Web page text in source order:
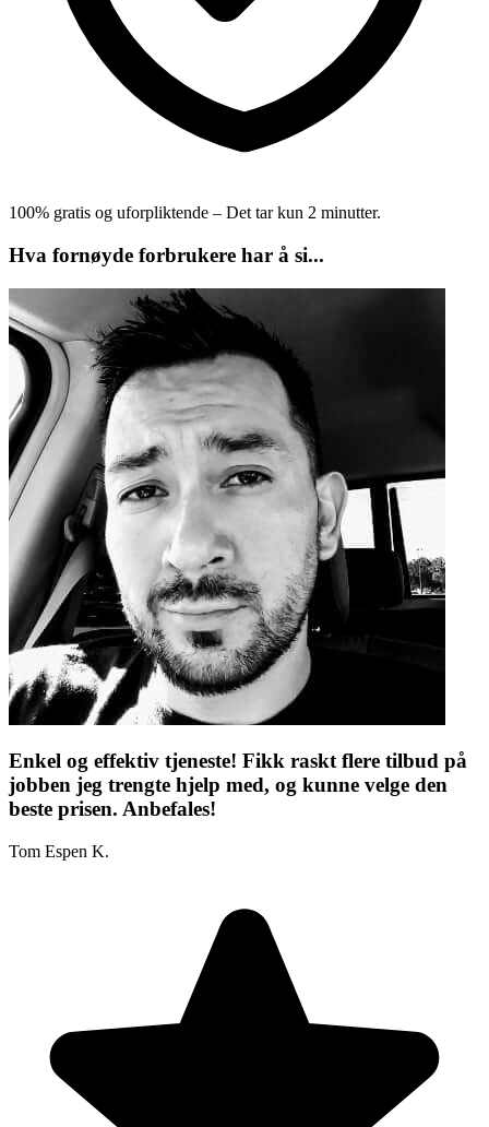
100% gratis og uforpliktende – Det tar kun 2 minutter.
Hva fornøyde forbrukere har å si...
Enkel og effektiv tjeneste! Fikk raskt flere tilbud på
jobben jeg trengte hjelp med, og kunne velge den
beste prisen. Anbefales!
Tom Espen K.